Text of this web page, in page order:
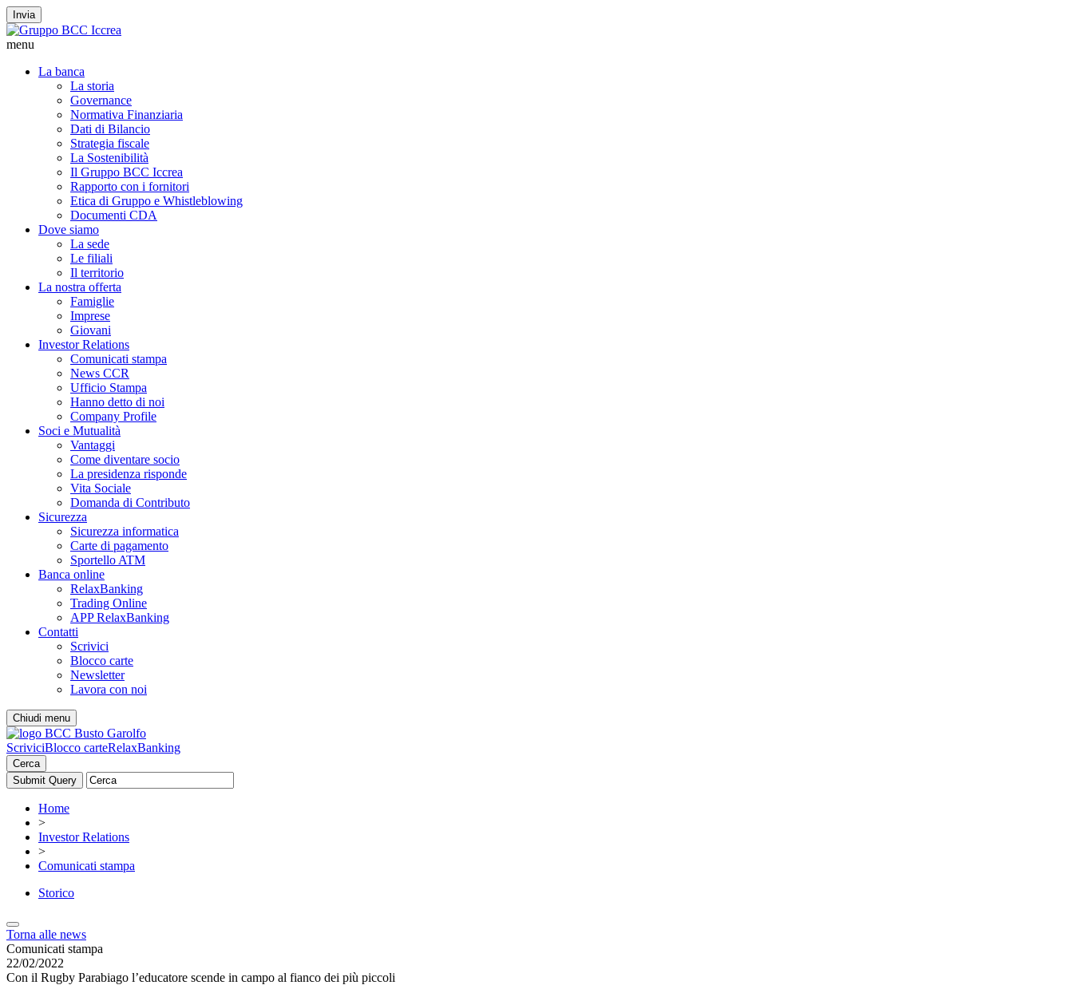
Invia
menu
La banca
La storia
Governance
Normativa Finanziaria
Dati di Bilancio
Strategia fiscale
La Sostenibilità
Il Gruppo BCC Iccrea
Rapporto con i fornitori
Etica di Gruppo e Whistleblowing
Documenti CDA
Dove siamo
La sede
Le filiali
Il territorio
La nostra offerta
Famiglie
Imprese
Giovani
Investor Relations
Comunicati stampa
News CCR
Ufficio Stampa
Hanno detto di noi
Company Profile
Soci e Mutualità
Vantaggi
Come diventare socio
La presidenza risponde
Vita Sociale
Domanda di Contributo
Sicurezza
Sicurezza informatica
Carte di pagamento
Sportello ATM
Banca online
RelaxBanking
Trading Online
APP RelaxBanking
Contatti
Scrivici
Blocco carte
Newsletter
Lavora con noi
Chiudi menu
ScriviciBlocco carteRelaxBanking
Cerca
Home
>
Investor Relations
>
Comunicati stampa
Storico
Torna alle news
Comunicati stampa
22/02/2022
Con il Rugby Parabiago l’educatore scende in campo al fianco dei più piccoli